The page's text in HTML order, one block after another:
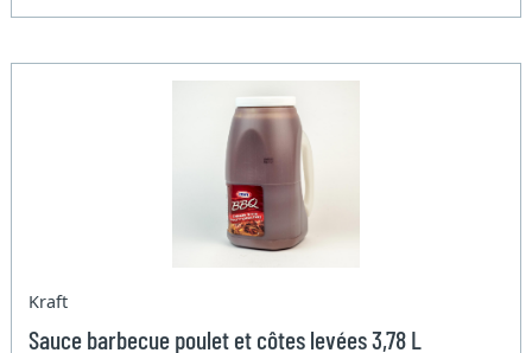
Kraft
Sauce barbecue poulet et côtes levées 3,78 L